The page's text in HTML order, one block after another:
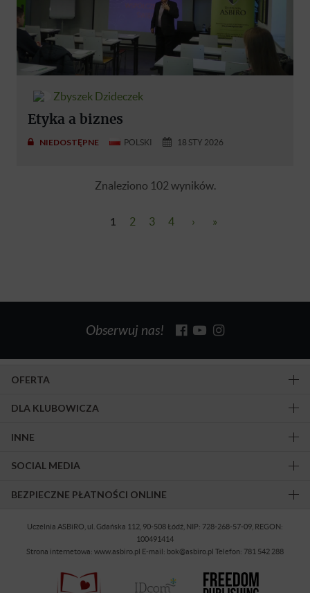
Zbyszek Dzideczek
Etyka a biznes
NIEDOSTĘPNE POLSKI 18 STY 2026
Znaleziono 102 wyników.
1 2 3 4 › »
Obserwuj nas!
OFERTA
DLA KLUBOWICZA
INNE
SOCIAL MEDIA
BEZPIECZNE PŁATNOŚCI ONLINE
Uczelnia ASBiRO, ul. Gdańska 112, 90-508 Łódź, NIP: 728-268-57-09, REGON:
100491414
Strona internetowa: www.asbiro.pl E-mail: bok@asbiro.pl Telefon: 781 542 288